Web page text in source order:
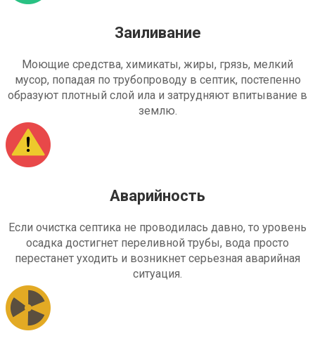
Заиливание
Моющие средства, химикаты, жиры, грязь, мелкий
мусор, попадая по трубопроводу в септик, постепенно
образуют плотный слой ила и затрудняют впитывание в
землю.
Аварийность
Если очистка септика не проводилась давно, то уровень
осадка достигнет переливной трубы, вода просто
перестанет уходить и возникнет серьезная аварийная
ситуация.